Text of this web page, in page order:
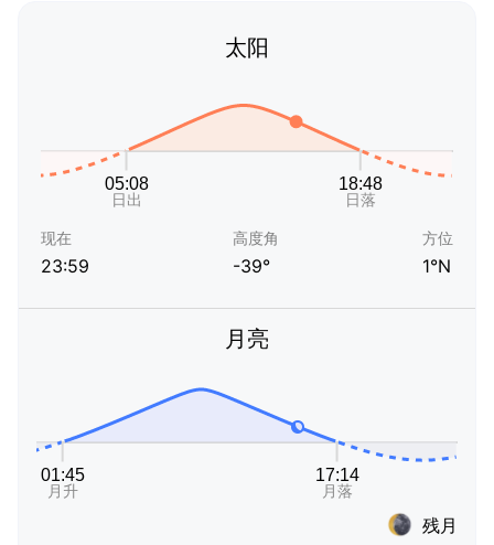
太阳
现在
23:59
高度角
-39°
方位
1°N
月亮
残月